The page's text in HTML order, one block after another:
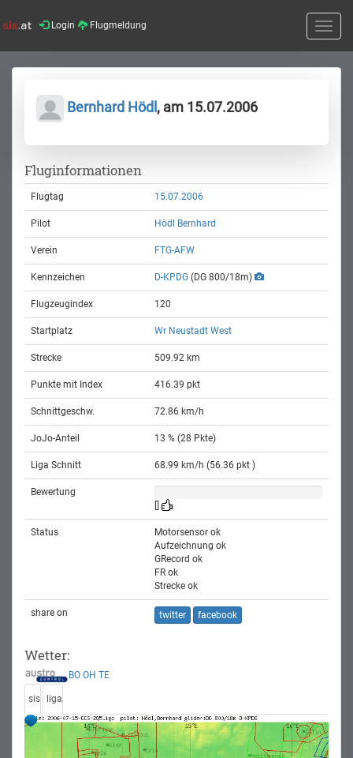
Login Flugmeldung
Toggle
Bernhard Hödl , am 15.07.2006
Fluginformationen
Flugtag 15.07.2006
Pilot Hödl Bernhard
Verein FTG-AFW
Kennzeichen D-KPDG (DG 800/18m)
Flugzeugindex 120
Startplatz Wr Neustadt West
Strecke 509.92 km
Punkte mit Index 416.39 pkt
Schnittgeschw. 72.86 km/h
JoJo-Anteil 13 % (28 Pkte)
Liga Schnitt 68.99 km/h (56.36 pkt )
Bewertung
Status
Motorsensor ok
Aufzeichnung ok
GRecord ok
FR ok
Strecke ok
share on twitter facebook
Wetter:
BO OH TE
sis liga